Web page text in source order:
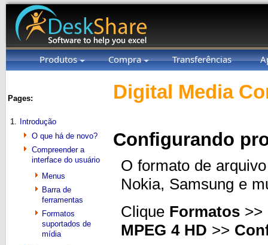
Produtos Compra Transferências
Pages:
1.
Introdução
O que há de novo?
Compreender a
interface do usuário
Menus
Barra de
ferramentas
Formatos
suportados de
mídia
Digital Media
Configurando
O formato de
Nokia, Samsung e
Clique Formatos >>
MPEG 4 HD >>